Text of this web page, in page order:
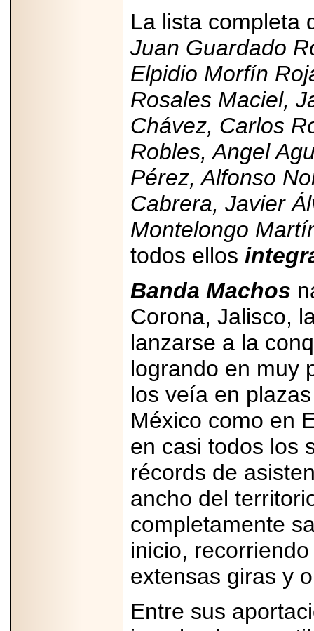
La lista completa
Juan Guardado
Elpidio Morfín
Rosales Maciel,
Chávez, Carlos
Robles, Angel
Pérez, Alfonso
Cabrera, Javier
Montelongo
todos ellos
Banda Machos
Corona, Jalisco,
lanzarse a la
logrando en muy
los veía en
México como en
en casi todos los
récords de
ancho del
completamente
inicio,
extensas giras y
Entre sus